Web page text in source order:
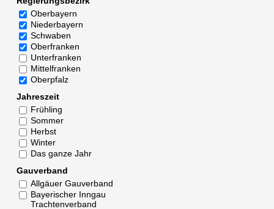
Oberbayern
Niederbayern
Schwaben
Oberfranken
Unterfranken
Mittelfranken
Oberpfalz
Jahreszeit
Frühling
Sommer
Herbst
Winter
Das ganze Jahr
Gauverband
Allgäuer Gauverband
Bayerischer Inngau
Trachtenverband